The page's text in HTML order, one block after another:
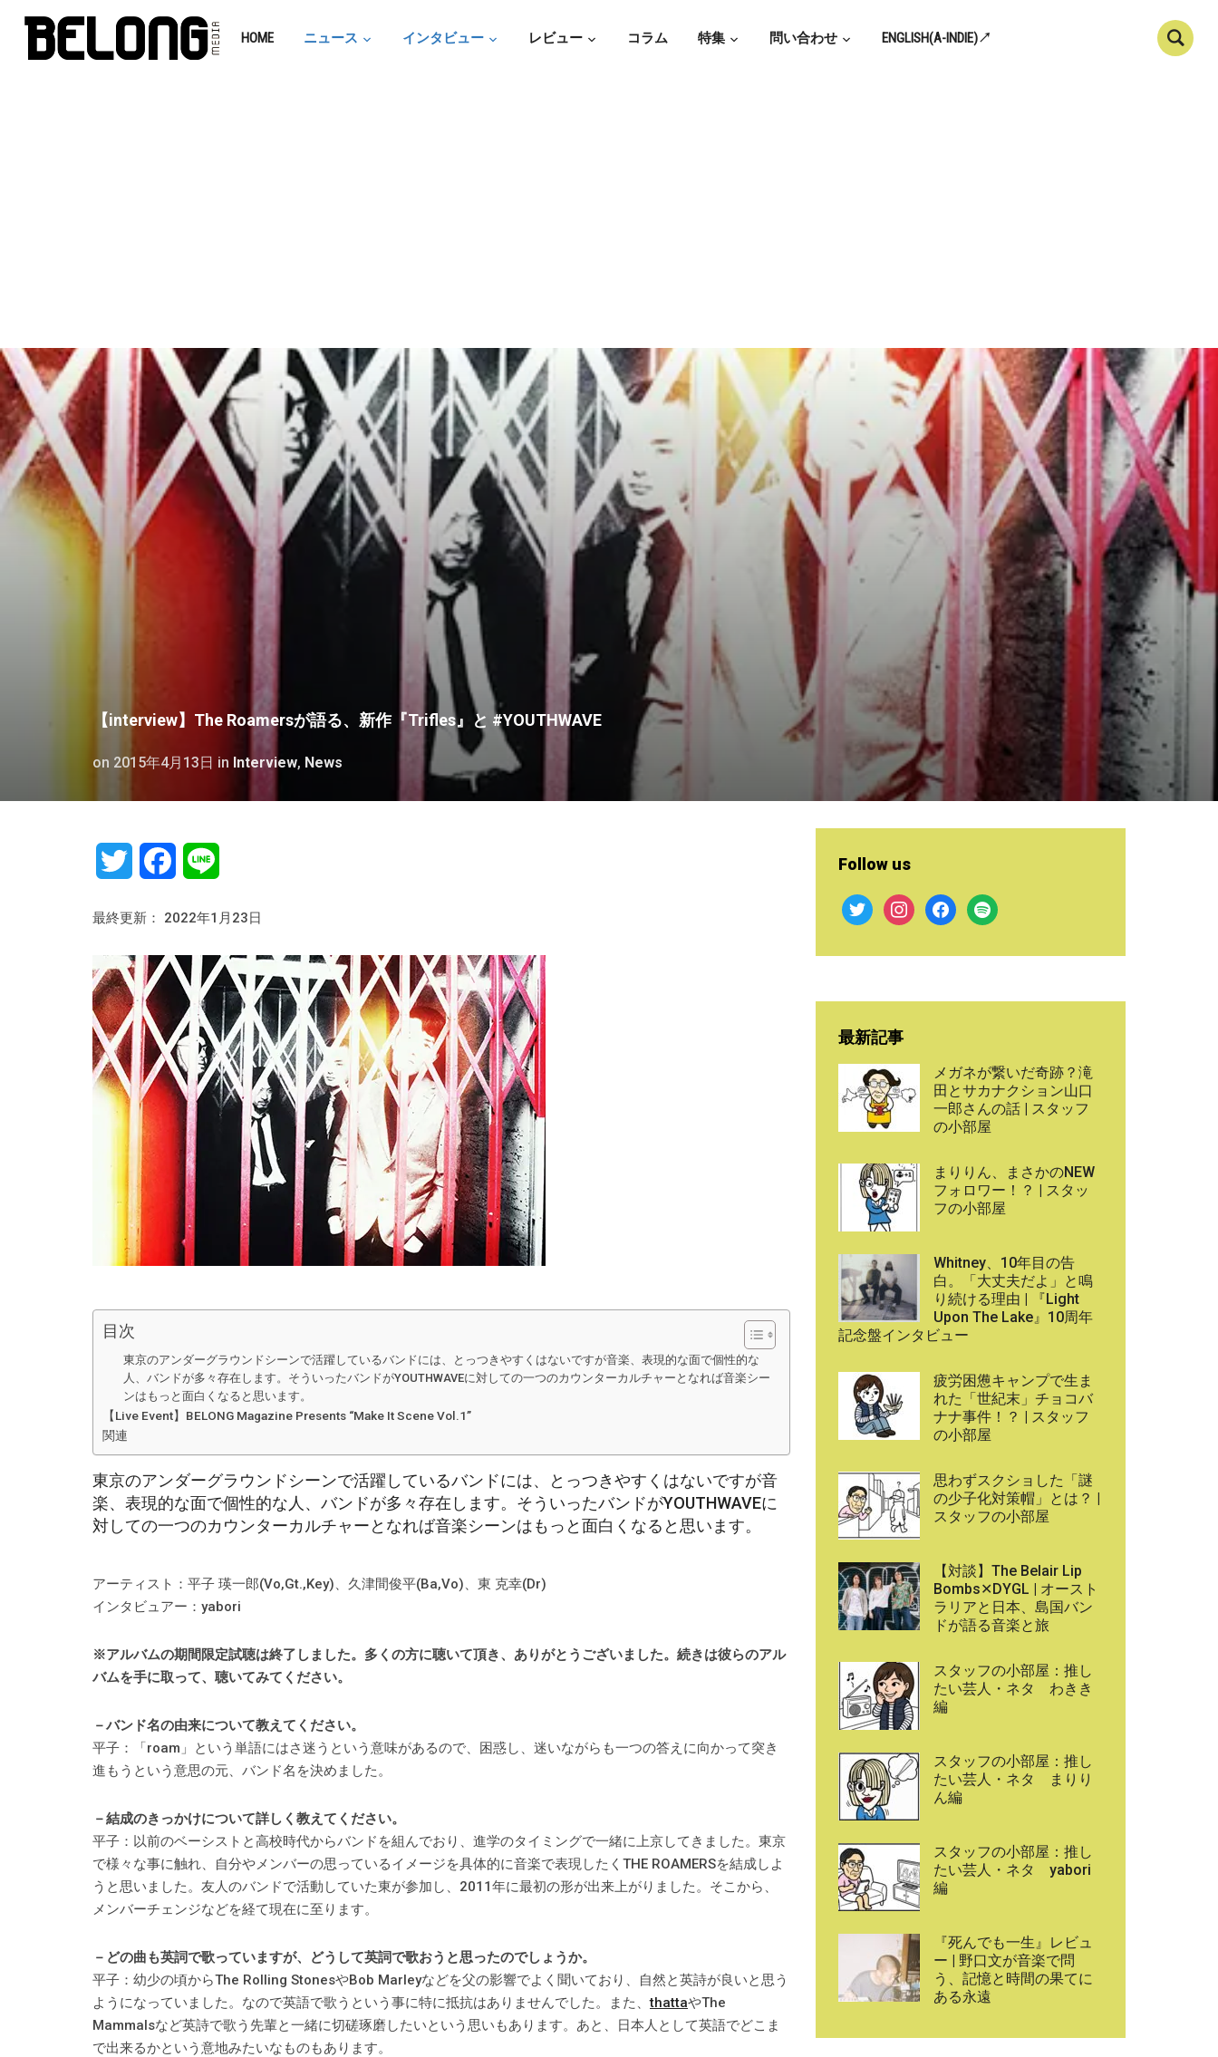
HOME ニュース インタビュー レビュー コラム 特集 問い合わせ ENGLISH(A-INDIE)↗
【interview】The Roamersが語る、新作『Trifles』と #YOUTHWAVE
on 2015年4月13日 in Interview, News
Twitter Facebook
最終更新： 2022年1月23日
目次
東京のアンダーグラウンドシーンで活躍しているバンドには、とっつきやすくはないですが音楽、表現的な面で個性的な
人、バンドが多々存在します。そういったバンドがYOUTHWAVEに対しての一つのカウンターカルチャーとなれば音楽シー
ンはもっと面白くなると思います。
【Live Event】BELONG Magazine Presents “Make It Scene Vol.1”
関連
東京のアンダーグラウンドシーンで活躍しているバンドには、とっつきやすくはないですが音
楽、表現的な面で個性的な人、バンドが多々存在します。そういったバンドがYOUTHWAVEに
対しての一つのカウンターカルチャーとなれば音楽シーンはもっと面白くなると思います。
アーティスト：平子 瑛一郎(Vo,Gt.,Key)、久津間俊平(Ba,Vo)、東 克幸(Dr)
インタビュアー：yabori
※アルバムの期間限定試聴は終了しました。多くの方に聴いて頂き、ありがとうございました。続きは彼らのアル
バムを手に取って、聴いてみてください。
－バンド名の由来について教えてください。
平子：「roam」という単語にはさ迷うという意味があるので、困惑し、迷いながらも一つの答えに向かって突き
進もうという意思の元、バンド名を決めました。
－結成のきっかけについて詳しく教えてください。
平子：以前のベーシストと高校時代からバンドを組んでおり、進学のタイミングで一緒に上京してきました。東京
で様々な事に触れ、自分やメンバーの思っているイメージを具体的に音楽で表現したくTHE ROAMERSを結成しよ
うと思いました。友人のバンドで活動していた東が参加し、2011年に最初の形が出来上がりました。そこから、
メンバーチェンジなどを経て現在に至ります。
－どの曲も英詞で歌っていますが、どうして英詞で歌おうと思ったのでしょうか。
平子：幼少の頃からThe Rolling StonesやBob Marleyなどを父の影響でよく聞いており、自然と英詩が良いと思う
ようになっていました。なので英語で歌うという事に特に抵抗はありませんでした。また、thattaやThe
Mammalsなど英詩で歌う先輩と一緒に切磋琢磨したいという思いもあります。あと、日本人として英語でどこま
で出来るかという意地みたいなものもあります。
Follow us
twitter instagramfacebook
spotify
最新記事
メガネが繋いだ奇跡？滝
田とサカナクション山口
一郎さんの話 | スタッフ
の小部屋
まりりん、まさかのNEW
フォロワー！？ | スタッ
フの小部屋
Whitney、10年目の告
白。「大丈夫だよ」と鳴
り続ける理由 | 『Light
Upon The Lake』10周年
記念盤インタビュー
疲労困憊キャンプで生ま
れた「世紀末」チョコバ
ナナ事件！？ | スタッフ
の小部屋
思わずスクショした「謎
の少子化対策帽」とは？ |
スタッフの小部屋
【対談】The Belair Lip
Bombs✕DYGL | オースト
ラリアと日本、島国バン
ドが語る音楽と旅
スタッフの小部屋：推し
たい芸人・ネタ わきき
編
スタッフの小部屋：推し
たい芸人・ネタ まりり
ん編
スタッフの小部屋：推し
たい芸人・ネタ yabori
編
『死んでも一生』レビュ
ー | 野口文が音楽で問
う、記憶と時間の果てに
ある永遠